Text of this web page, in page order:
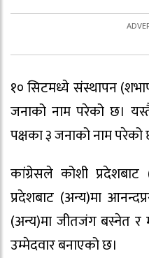
१० सिटमध्ये संस्थापन
जनाको नाम परेको छ।
पक्षका ३ जनाको नाम परेको
कांग्रेसले कोशी
प्रदेशबाट (अन्य)मा
(अन्य)मा जीतजंग बस्नेत र
उम्मेदवार बनाएको छ।